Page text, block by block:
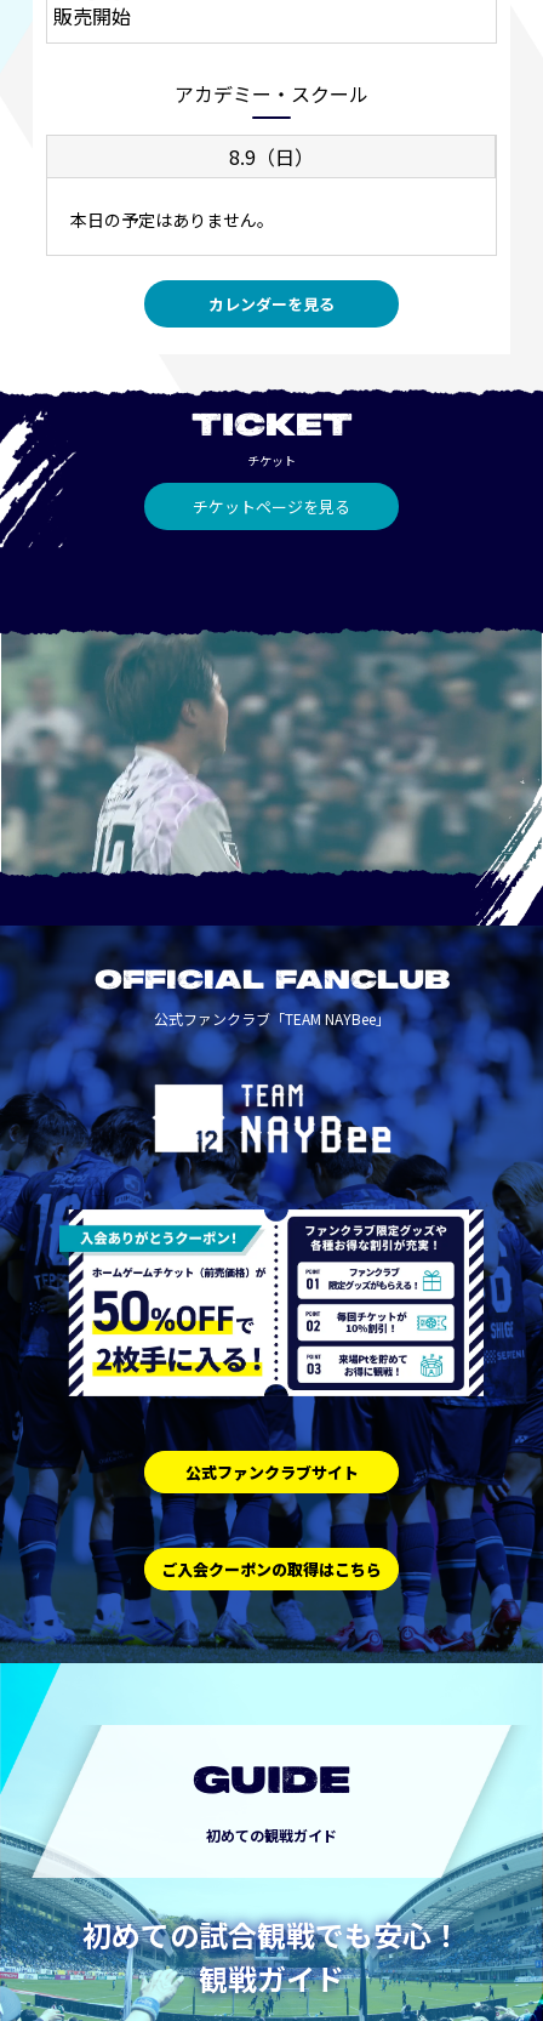
販売開始
アカデミー・スクール
8.9（日）
本日の予定はありません。
カレンダーを見る
TICKET
チケット
チケットページを見る
OFFICIAL FANCLUB
公式ファンクラブ「TEAM NAYBee」
公式ファンクラブサイト
ご入会クーポンの取得はこちら
GUIDE
初めての観戦ガイド
初めての試合観戦でも安心！
観戦ガイド